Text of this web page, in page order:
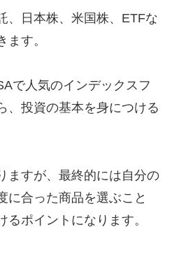
、日本株、米国株、ETFな
ます。
で人気のインデックスフ
、投資の基本を身につける
ますが、最終的には自分の
に合った商品を選ぶこと
ポイントになります。